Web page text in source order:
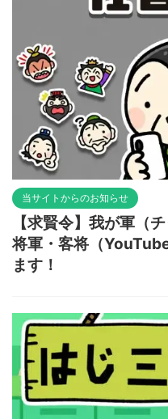
当サイトからのお知らせ
【求賢令】我が軍（
将軍・客将（
ます！